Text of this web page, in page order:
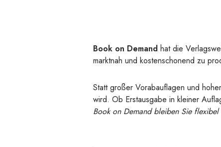
Book on Demand hat die
marktnah und kostenschonend zu
Statt großer Vorabauflagen und
wird. Ob Erstausgabe in kleiner
Book on Demand bleiben Sie